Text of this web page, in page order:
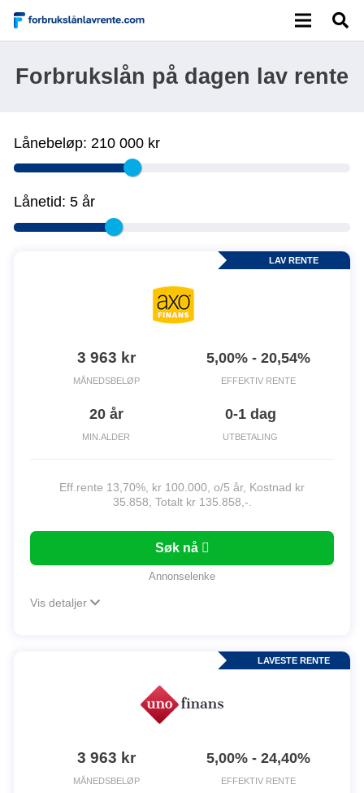
Forbrukslån på dagen lav rente
Lånebeløp: 210 000 kr
Lånetid: 5 år
LAV RENTE
3 963 kr
MÅNEDSBELØP
5,00% - 20,54%
EFFEKTIV RENTE
20 år
MIN.ALDER
0-1 dag
UTBETALING
Eff.rente 13,70%, kr 100.000, o/5 år, Kostnad kr
35.858, Totalt kr 135.858,-.
Søk nå
Annonselenke
Vis detaljer
LAVESTE RENTE
3 963 kr
MÅNEDSBELØP
5,00% - 24,40%
EFFEKTIV RENTE